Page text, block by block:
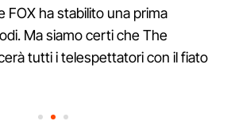
FOX ha stabilito una prima
Ma siamo certi che The
tutti i telespettatori con il fiato